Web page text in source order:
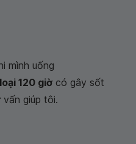
mình uống
loại 120 giờ có gây sốt
giúp tôi.